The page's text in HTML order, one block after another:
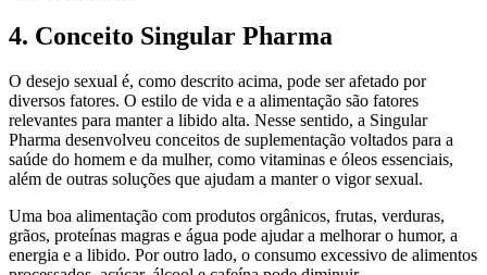
4. Conceito Singular Pharma
O desejo sexual é, como descrito acima, pode ser afetado por
diversos fatores. O estilo de vida e a alimentação são fatores
relevantes para manter a libido alta. Nesse sentido, a Singular
Pharma desenvolveu conceitos de suplementação voltados para a
saúde do homem e da mulher, como vitaminas e óleos essenciais,
além de outras soluções que ajudam a manter o vigor sexual.
Uma boa alimentação com produtos orgânicos, frutas, verduras,
grãos, proteínas magras e água pode ajudar a melhorar o humor, a
energia e a libido. Por outro lado, o consumo excessivo de alimentos